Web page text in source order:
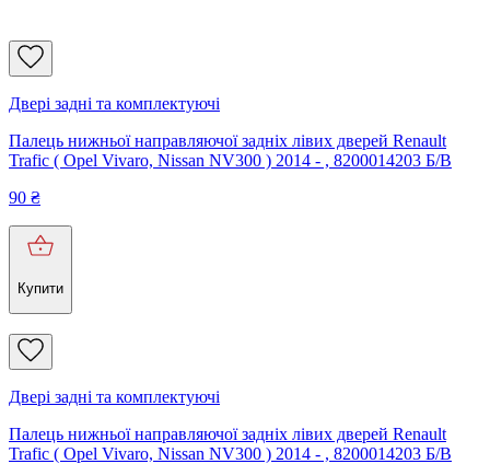
Двері задні та комплектуючі
Палець нижньої направляючої задніх лівих дверей Renault
Trafic ( Opel Vivaro, Nissan NV300 ) 2014 - , 8200014203 Б/В
90 ₴
Купити
Двері задні та комплектуючі
Палець нижньої направляючої задніх лівих дверей Renault
Trafic ( Opel Vivaro, Nissan NV300 ) 2014 - , 8200014203 Б/В